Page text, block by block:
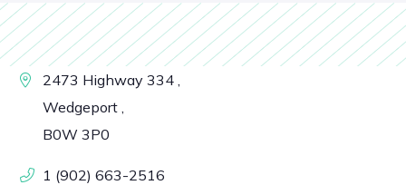
2473 Highway 334 ,
Wedgeport ,
B0W 3P0
1 (902) 663-2516